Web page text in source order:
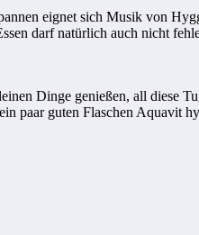
eignet sich Musik von
darf natürlich auch nicht
Dinge genießen, all diese
paar guten Flaschen Aquavit